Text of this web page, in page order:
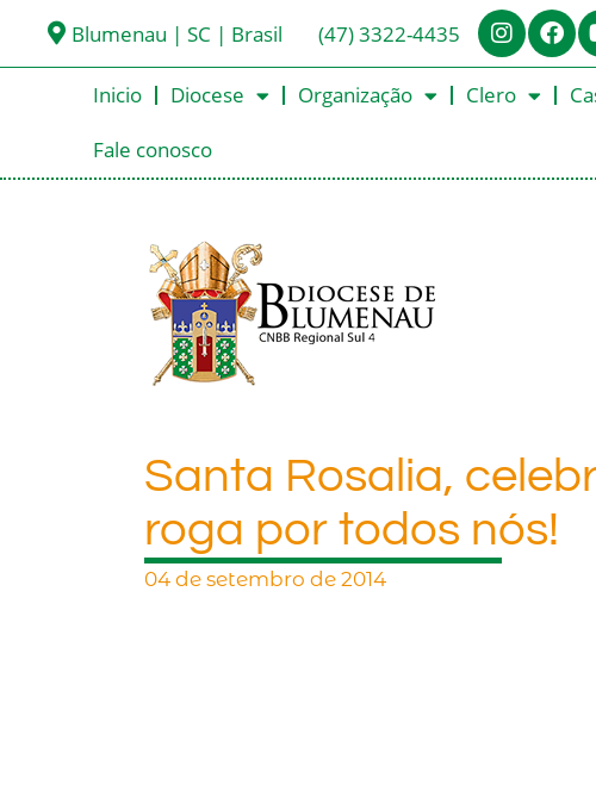
Blumenau | SC | Brasil (47) 3322-4435
Inicio Diocese Organização Clero
Fale conosco
Santa Rosalia,
roga por todos nós!
04 de setembro de 2014